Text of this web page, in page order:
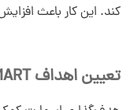
کند. این کار باعث
تعیین اهداف SMART